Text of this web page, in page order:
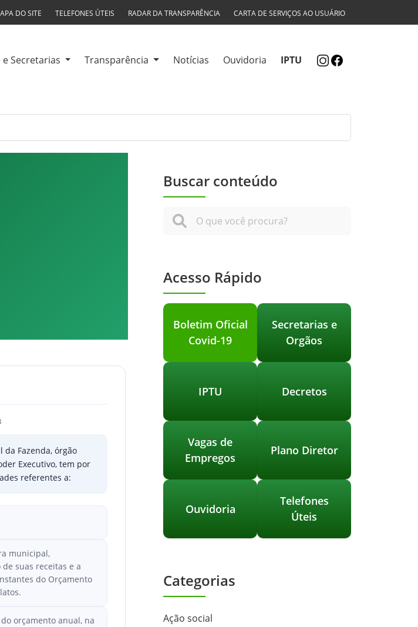
DO SITE TELEFONES ÚTEIS RADAR DA TRANSPARÊNCIA CARTA DE SERVIÇOS AO USUÁRIO
Secretarias Transparência Notícias Ouvidoria IPTU
Fazenda, órgão
Executivo, tem por
referentes a:
municipal,
suas receitas e a
do Orçamento
orçamento anual, na
Buscar conteúdo
Acesso Rápido
Boletim Oficial
Covid-19
Secretarias e
Orgãos
IPTU Decretos
Vagas de
Empregos
Plano Diretor
Ouvidoria
Telefones
Úteis
Categorias
Ação social